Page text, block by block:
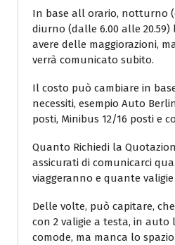
In base all orario, notturno
diurno (dalle 6.00 alle
avere delle maggiorazioni,
verrà comunicato subito.
Il costo può cambiare in
necessiti, esempio Auto
posti, Minibus 12/16 posti e
Quanto Richiedi la
assicurati di comunicarci
viaggeranno e quante
Delle volte, può capitare,
con 2 valigie a testa, in auto
comode, ma manca lo